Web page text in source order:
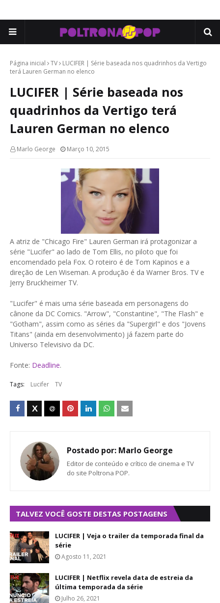
Página inicial TV
LUCIFER | Série baseada nos quadrinhos da Vertigo
terá Lauren German no elenco
LUCIFER | Série baseada nos
quadrinhos da Vertigo terá
Lauren German no elenco
Marlo George Março 10, 2015
A atriz de "Chicago Fire" Lauren German irá protagonizar a
série "Lucifer" ao lado de Tom Ellis, no piloto que foi
encomendado pela Fox. O roteiro é de Tom Kapinos e a
direção de Len Wiseman. A produção é da Warner Bros. TV e
Jerry Bruckheimer TV.
"Lucifer" é mais uma série baseada em personagens do
cânone da DC Comics. "Arrow", "Constantine", "The Flash" e
"Gotham", assim como as séries da "Supergirl" e dos "Jovens
Titans" (ainda em desenvolvimento) já fazem parte do
Universo Televisivo da DC.
Fonte: Deadline.
Tags: Lucifer TV
Postado por: Marlo George
Editor de conteúdo e crítico de cinema e TV
do site Poltrona POP.
TALVEZ VOCÊ GOSTE DESTAS POSTAGENS
LUCIFER | Veja o trailer da temporada final da
série
Agosto 11, 2021
LUCIFER | Netflix revela data de estreia da
última temporada da série
Julho 26, 2021